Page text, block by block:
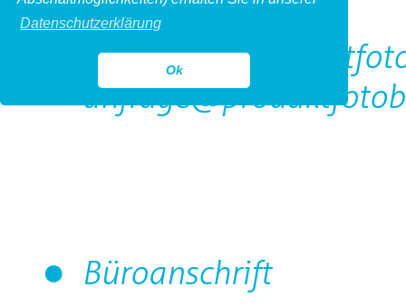
Datenschutzerklärung
Ok
http://
Büroanschrift